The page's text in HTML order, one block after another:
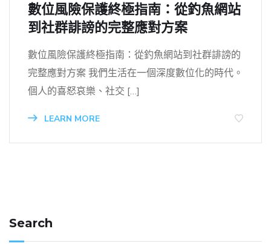
數位風險保護終極指南：從釣魚網站
到社群誹謗的完整應對方案
數位風險保護終極指南：從釣魚網站到社群誹謗的
完整應對方案 我們生活在一個深度數位化的時代。
個人的喜怒哀樂、社交 […]
LEARN MORE
Search